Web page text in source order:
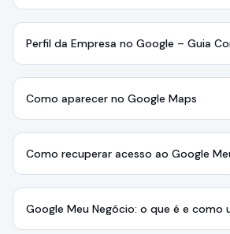
Perfil da Empresa no Google – Guia
Como aparecer no Google Maps
Como recuperar acesso ao Google
Google Meu Negócio: o que é e como